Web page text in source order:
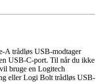
A trådløs USB-modtager
USB-C-port. Til når du ikke
bruge en Logitech
eller Logi Bolt trådløs USB-